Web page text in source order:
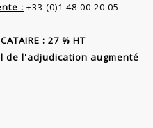
: +33 (0)1 48 00 20 05
: 27 % HT
de l'adjudication augmenté